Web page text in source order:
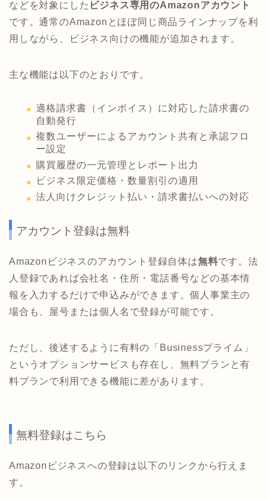
などを対象にした ビジネス専用のAmazonアカウント
です。通常のAmazonとほぼ同じ商品ラインナップを利
用しながら、ビジネス向けの機能が追加されます。
主な機能は以下のとおりです。
適格請求書（インボイス）に対応した請求書の
自動発行
複数ユーザーによるアカウント共有と承認フロ
ー設定
購買履歴の一元管理とレポート出力
ビジネス限定価格・数量割引の適用
法人向けクレジット払い・請求書払いへの対応
アカウント登録は無料
Amazonビジネスのアカウント登録自体は無料です。法
人登録であれば会社名・住所・電話番号などの基本情
報を入力するだけで申込みができます。個人事業主の
場合も、屋号または個人名で登録が可能です。
ただし、後述するように有料の「Businessプライム」
というオプションサービスも存在し、無料プランと有
料プランで利用できる機能に差があります。
無料登録はこちら
Amazonビジネスへの登録は以下のリンクから行えま
す。